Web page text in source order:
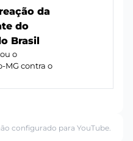
da
do
Brasil
o
MG contra o
configurado para YouTube.